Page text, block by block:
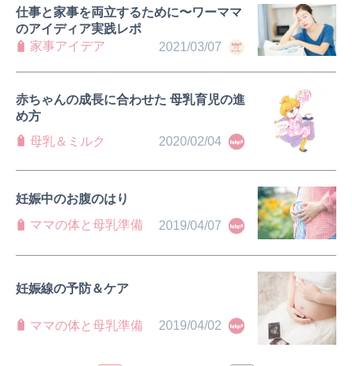
2021/03/07
仕事と家事を両立するために〜ワーママ
のアイディア実践レポ
家事アイデア
2020/02/04
赤ちゃんの成長に合わせた 母乳育児の進
め方
母乳＆ミルク
2019/04/07
妊娠中のお腹のはり
ママの体と母乳準備
2019/04/02
妊娠線の予防＆ケア
ママの体と母乳準備